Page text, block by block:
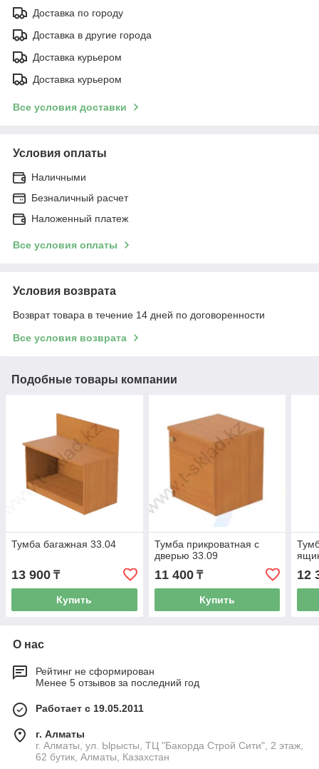
Доставка по городу
Доставка в другие города
Доставка курьером
Доставка курьером
Все условия доставки
Условия оплаты
Наличными
Безналичный расчет
Наложенный платеж
Все условия оплаты
Условия возврата
Возврат товара в течение 14 дней по договоренности
Все условия возврата
Подобные товары компании
Тумба багажная 33.04
13 900 ₸
Купить
Тумба прикроватная с
дверью 33.09
11 400₸
Купить
12
О нас
Рейтинг не сформирован
Менее 5 отзывов за последний год
Работает с 19.05.2011
г. Алматы
г. Алматы, ул. Ырысты, ТЦ "Бакорда Строй Сити", 2 этаж,
62 бутик, Алматы, Казахстан